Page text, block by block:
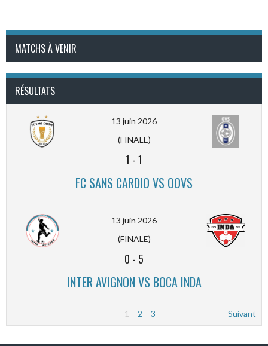
MATCHS À VENIR
RÉSULTATS
13 juin 2026
(FINALE)
1 -1
FC SANS CARDIO VS OOVS
13 juin 2026
(FINALE)
0 - 5
INTER AVIGNON VS BOCA INDA
1 2 3 Suivant